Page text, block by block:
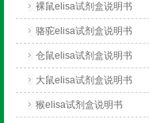
裸鼠elisa试剂盒说明书
骆驼elisa试剂盒说明书
仓鼠elisa试剂盒说明书
大鼠elisa试剂盒说明书
猴elisa试剂盒说明书